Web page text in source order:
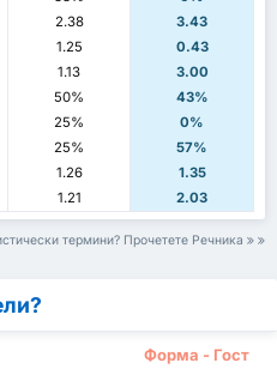
2.38
3.43
1.25
0.43
1.13
3.00
50%
43%
25%
0%
25%
57%
1.26
1.35
1.21 2.03
термини? Прочетете Речника
Форма - Гост